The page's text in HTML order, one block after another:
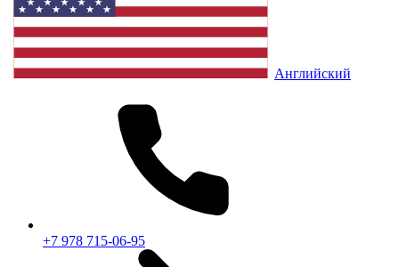
Английский
+7 978 715-06-95